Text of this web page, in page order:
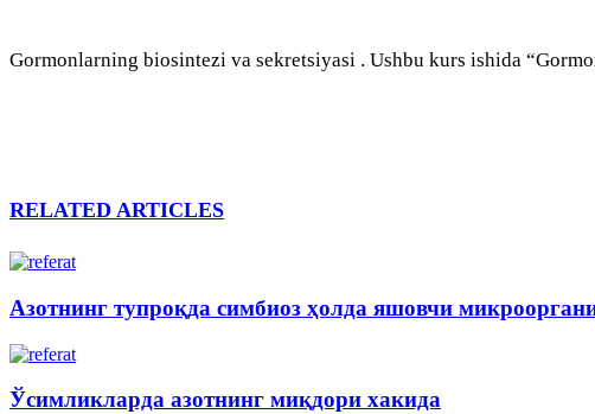
Gormonlarning biosintezi va sekretsiyasi . Ushbu kurs ishida
RELATED ARTICLES
Азотнинг тупроқда симбиоз ҳолда яшовчи
Ўсимликларда азотнинг миқдори хакида